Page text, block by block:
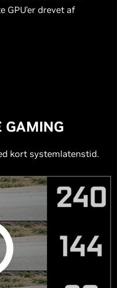
GPU’er drevet af
GAMING
kort systemlatenstid.